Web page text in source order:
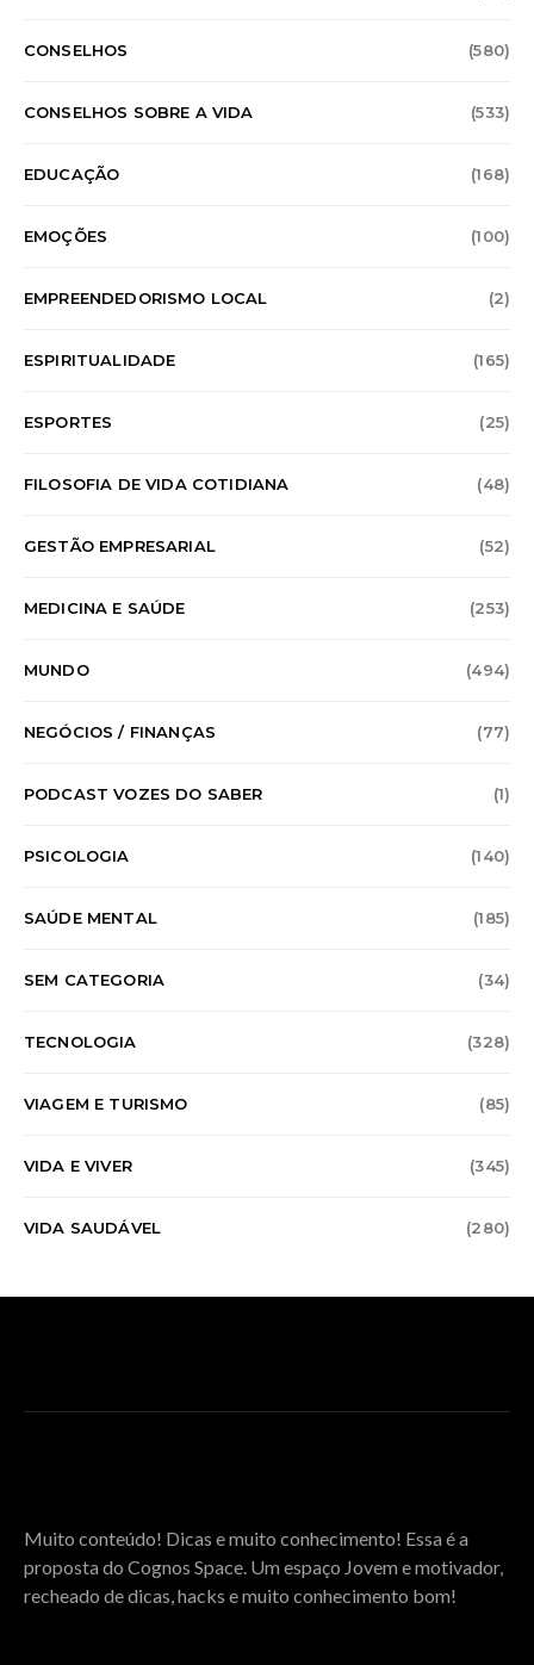
CONSELHOS (580)
CONSELHOS SOBRE A VIDA (533)
EDUCAÇÃO (168)
EMOÇÕES (100)
EMPREENDEDORISMO LOCAL (2)
ESPIRITUALIDADE (165)
ESPORTES (25)
FILOSOFIA DE VIDA COTIDIANA (48)
GESTÃO EMPRESARIAL (52)
MEDICINA E SAÚDE (253)
MUNDO (494)
NEGÓCIOS / FINANÇAS (77)
PODCAST VOZES DO SABER (1)
PSICOLOGIA (140)
SAÚDE MENTAL (185)
SEM CATEGORIA (34)
TECNOLOGIA (328)
VIAGEM E TURISMO (85)
VIDA E VIVER (345)
VIDA SAUDÁVEL (280)
Muito conteúdo! Dicas e muito conhecimento! Essa é a
proposta do Cognos Space. Um espaço Jovem e motivador,
recheado de dicas, hacks e muito conhecimento bom!